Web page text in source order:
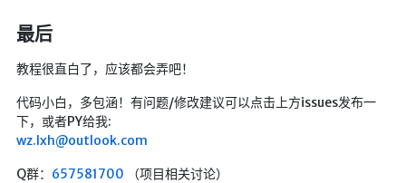
最后
教程很直白了，应该都会弄吧！
代码小白，多包涵！有问题/修改建议可以点击上方issues发布一
下，或者PY给我:
wz.lxh@outlook.com
Q群： 657581700 （项目相关讨论）